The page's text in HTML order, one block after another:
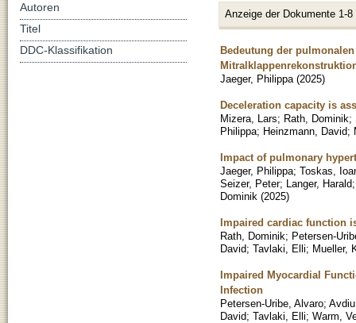
Anzeige der Dokumente 1-8
Bedeutung der
Jaeger, Philippa (2025)
Deceleration capacity is
Mizera, Lars; Rath, Dominik;
Philippa; Heinzmann, David;
Impact of pulmonary
Jaeger, Philippa; Toskas,
Seizer, Peter; Langer, Harald
Dominik (2025)
Impaired cardiac function
Rath, Dominik; Petersen-
David; Tavlaki, Elli; Mueller,
Impaired Myocardial
Infection
Petersen-Uribe, Alvaro;
David; Tavlaki, Elli; Warm,
Autoren
Titel
DDC-Klassifikation